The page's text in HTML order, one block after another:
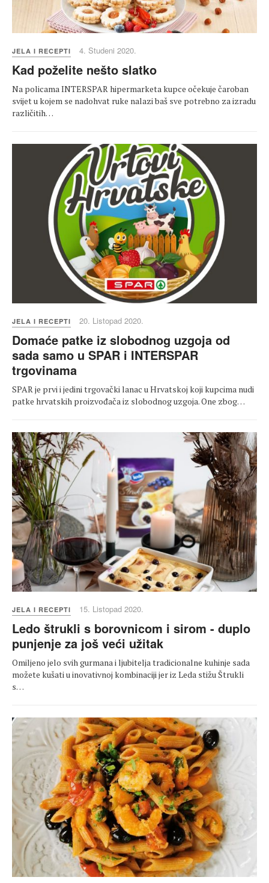
JELA I RECEPTI 4. Studeni 2020.
Kad poželite nešto slatko
Na policama INTERSPAR hipermarketa kupce očekuje čaroban
svijet u kojem se nadohvat ruke nalazi baš sve potrebno za izradu
različitih…
JELA I RECEPTI 20. Listopad 2020.
Domaće patke iz slobodnog uzgoja od
sada samo u SPAR i INTERSPAR
trgovinama
SPAR je prvi i jedini trgovački lanac u Hrvatskoj koji kupcima nudi
patke hrvatskih proizvođača iz slobodnog uzgoja. One zbog…
JELA I RECEPTI 15. Listopad 2020.
Ledo štrukli s borovnicom i sirom - duplo
punjenje za još veći užitak
Omiljeno jelo svih gurmana i ljubitelja tradicionalne kuhinje sada
možete kušati u inovativnoj kombinaciji jer iz Leda stižu Štrukli
s…